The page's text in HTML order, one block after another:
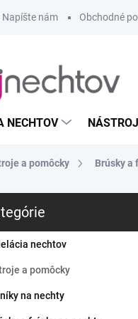
Napíšte nám Obchodné
NECHTOV
a pomôcky Brúsky a
nechtov
a pomôcky
na nechty